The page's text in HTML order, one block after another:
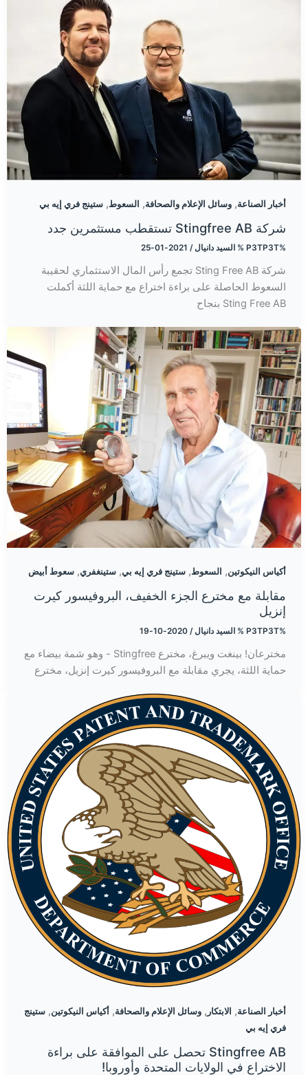
أخبار الصناعة, وسائل الإعلام والصحافة, السعوط, ستينج فري إيه بي
شركة Stingfree AB تستقطب مستثمرين جدد
%P3TP3T % السيد دانيال/
2021-01-25
شركة Sting Free AB تجمع رأس المال الاستثماري لحقيبة
السعوط الحاصلة على براءة اختراع مع حماية اللثة أكملت
Sting Free AB بنجاح
أكياس النيكوتين, السعوط, ستينج فري إيه بي, ستينغفري, سعوط أبيض
مقابلة مع مخترع الجزء الخفيف، البروفيسور كيرت
إنزيل
%P3TP3T % السيد دانيال/
2020-10-19
مخترعان! بينغت ويبرغ، مخترع Stingfree - وهو شمة بيضاء مع
حماية اللثة، يجري مقابلة مع البروفيسور كيرت إنزيل، مخترع
أخبار الصناعة, الابتكار , وسائل الإعلام والصحافة, أكياس النيكوتين, ستينج
فري إيه بي
Stingfree AB تحصل على الموافقة على براءة
الاختراع في الولايات المتحدة وأوروبا!